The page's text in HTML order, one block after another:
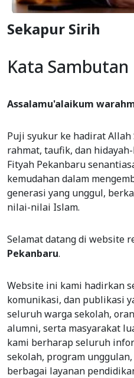
Sekapur Sirih
Kata Sambutan
Assalamu'alaikum
Puji syukur ke hadirat Allah
rahmat, taufik, dan
Fityah Pekanbaru
kemudahan dalam
generasi yang unggul,
nilai-nilai Islam.
Selamat datang di website
Pekanbaru.
Website ini kami hadirkan
komunikasi, dan publikasi
seluruh warga sekolah,
alumni, serta masyarakat
kami berharap seluruh
sekolah, program
berbagai layanan